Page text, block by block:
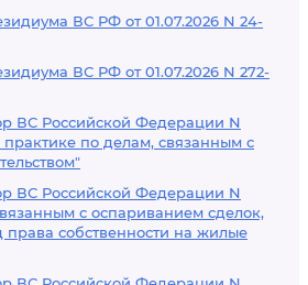
ВС РФ от 01.07.2026 N 24-
ВС РФ от 01.07.2026 N 272-
ВС Российской Федерации N
практике по делам, связанным с
ВС Российской Федерации N
с оспариванием сделок,
собственности на жилые